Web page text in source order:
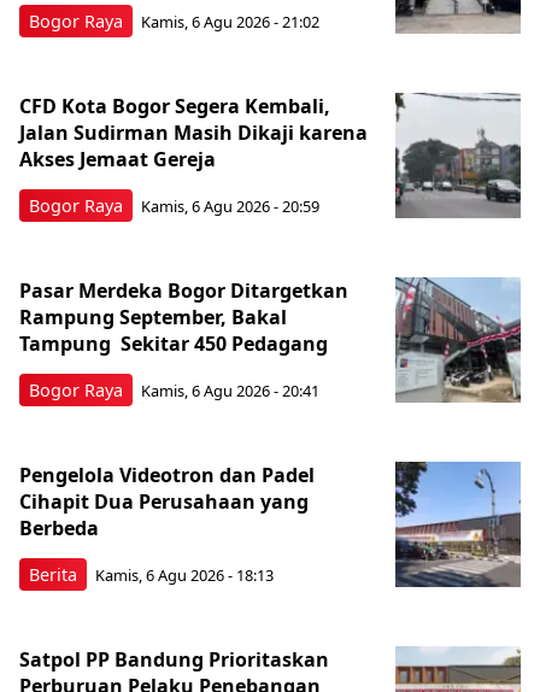
Bogor Raya Kamis, 6 Agu 2026 - 21:02
Bogor Raya
CFD Kota Bogor Segera Kembali,
Jalan Sudirman Masih Dikaji karena
Akses Jemaat Gereja
Kamis, 6 Agu 2026 - 20:59
Bogor Raya
Pasar Merdeka Bogor Ditargetkan
Rampung September, Bakal
Tampung Sekitar 450 Pedagang
Kamis, 6 Agu 2026 - 20:41
Berita
Pengelola Videotron dan Padel
Cihapit Dua Perusahaan yang
Berbeda
Kamis, 6 Agu 2026 - 18:13
Satpol PP Bandung Prioritaskan
Perburuan Pelaku Penebangan